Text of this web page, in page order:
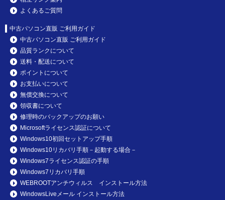
よくあるご質問
中古パソコン直販 ご利用ガイド
中古パソコン直販 ご利用ガイド
品質ランクについて
送料・配送について
ポイントについて
お支払いについて
無償交換について
領収書について
修理時のバックアップのお願い
Microsoftライセンス認証について
Windows10初回セットアップ手順
Windows10リカバリ手順－起動する場合－
Windows7ライセンス認証の手順
Windows7リカバリ手順
WEBROOTアンチウィルス インストール方法
WindowsLiveメール インストール方法